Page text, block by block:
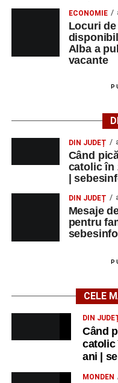
ECONOMIE
Locuri
Alba a
vacante
DIN JUDEȚ
Când
catolic în
|
DIN JUDEȚ
Mesaje
pentru
CELE
DIN
Când
catolic
ani |
MONDEN